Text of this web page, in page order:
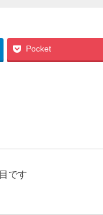
Pocket
です